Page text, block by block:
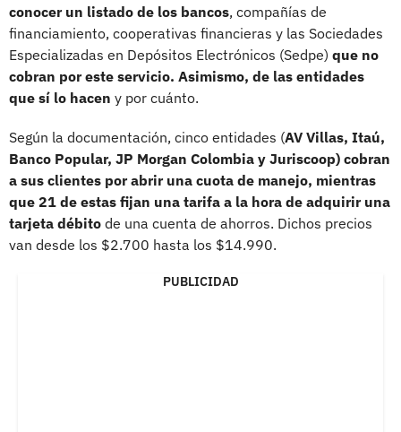
conocer un listado de los bancos, compañías de
financiamiento, cooperativas financieras y las Sociedades
Especializadas en Depósitos Electrónicos (Sedpe) que no
cobran por este servicio. Asimismo, de las entidades
que sí lo hacen y por cuánto.
Según la documentación, cinco entidades (AV Villas, Itaú,
Banco Popular, JP Morgan Colombia y Juriscoop) cobran
a sus clientes por abrir una cuota de manejo, mientras
que 21 de estas fijan una tarifa a la hora de adquirir una
tarjeta débito de una cuenta de ahorros. Dichos precios
van desde los $2.700 hasta los $14.990.
PUBLICIDAD